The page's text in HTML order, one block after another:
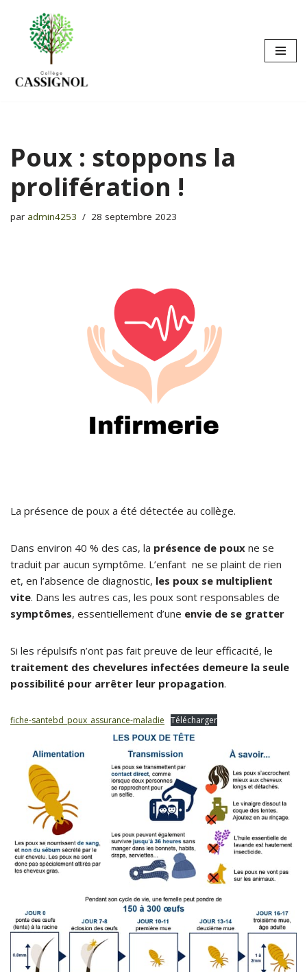
Aller
contenu
Poux : stoppons la
prolifération !
par admin4253 28 septembre 2023
La présence de poux a été détectée au collège.
Dans environ 40 % des cas, la présence de poux ne se
traduit par aucun symptôme. L’enfant ne se plaint de rien
et, en l’absence de diagnostic, les poux se multiplient
vite. Dans les autres cas, les poux sont responsables de
symptômes, essentiellement d’une envie de se gratter
Si les répulsifs n’ont pas fait preuve de leur efficacité, le
traitement des chevelures infectées demeure la seule
possibilité pour arrêter leur propagation.
fiche-santebd_poux_assurance-maladie Télécharger